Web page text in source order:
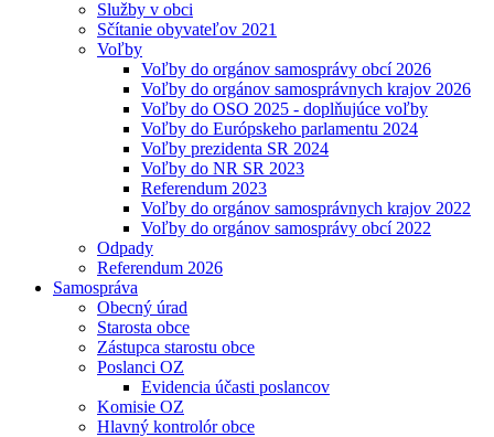
Služby v obci
Sčítanie obyvateľov 2021
Voľby
Voľby do orgánov samosprávy obcí 2026
Voľby do orgánov samosprávnych krajov 2026
Voľby do OSO 2025 - doplňujúce voľby
Voľby do Európskeho parlamentu 2024
Voľby prezidenta SR 2024
Voľby do NR SR 2023
Referendum 2023
Voľby do orgánov samosprávnych krajov 2022
Voľby do orgánov samosprávy obcí 2022
Odpady
Referendum 2026
Samospráva
Obecný úrad
Starosta obce
Zástupca starostu obce
Poslanci OZ
Evidencia účasti poslancov
Komisie OZ
Hlavný kontrolór obce